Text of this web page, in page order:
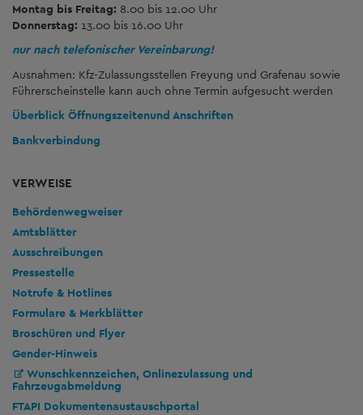
Montag bis Freitag: 8.00 bis 12.00 Uhr
Donnerstag: 13.00 bis 16.00 Uhr
nur nach telefonischer Vereinbarung!
Ausnahmen: Kfz-Zulassungsstellen Freyung und Grafenau sowie
Führerscheinstelle kann auch ohne Termin aufgesucht werden
Überblick Öffnungszeitenund Anschriften
Bankverbindung
VERWEISE
Behördenwegweiser
Amtsblätter
Ausschreibungen
Pressestelle
Notrufe & Hotlines
Formulare & Merkblätter
Broschüren und Flyer
Gender-Hinweis
Wunschkennzeichen, Onlinezulassung und
Fahrzeugabmeldung
FTAPI Dokumentenaustauschportal